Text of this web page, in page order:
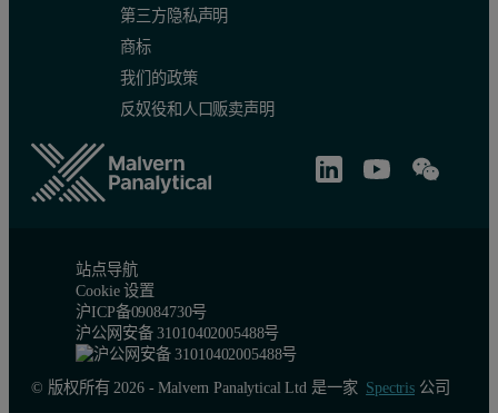
第三方隐私声明
商标
我们的政策
反奴役和人口贩卖声明
站点导航
Cookie 设置
沪ICP备09084730号
沪公网安备 31010402005488号
© 版权所有 2026 - Malvern Panalytical Ltd 是一家 Spectris公司